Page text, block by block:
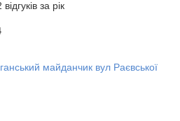
за рік
майданчик вул Раєвської